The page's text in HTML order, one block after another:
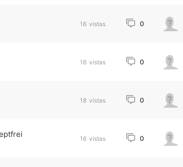
16 vistas 0
16 vistas 0
18 vistas 0
16 vistas 0